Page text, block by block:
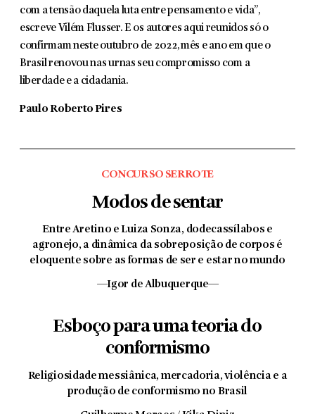
com a tensão daquela luta entre pensamento e vida”,
escreve Vilém Flusser. E os autores aqui reunidos só o
confirmam neste outubro de 2022, mês e ano em que o
Brasil renovou nas urnas seu compromisso com a
liberdade e a cidadania.
Paulo Roberto Pires
CONCURSO SERROTE
Modos de sentar
Entre Aretino e Luiza Sonza, dodecassílabos e
agronejo, a dinâmica da sobreposição de corpos é
eloquente sobre as formas de ser e estar no mundo
—Igor de Albuquerque—
Esboço para uma teoria do
conformismo
Religiosidade messiânica, mercadoria, violência e a
produção de conformismo no Brasil